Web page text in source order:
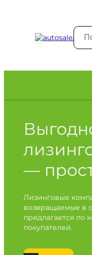
—
Лизинговые
возвращаемые в
предлагается по
покупателей.